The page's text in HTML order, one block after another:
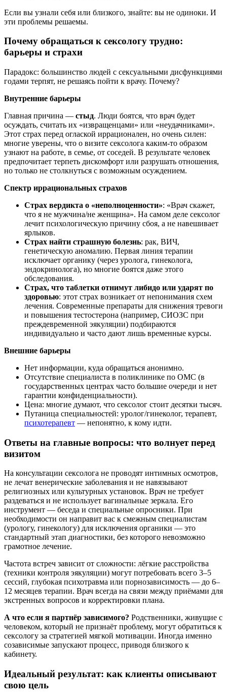
Если вы узнали себя или близкого, знайте: вы не одиноки. И
эти проблемы решаемы.
Почему обращаться к сексологу трудно:
барьеры и страхи
Парадокс: большинство людей с сексуальными дисфункциями
годами терпят, не решаясь пойти к врачу. Почему?
Внутренние барьеры
Главная причина — стыд. Люди боятся, что врач будет
осуждать, считать их «извращенцами» или «неудачниками».
Этот страх перед оглаской иррационален, но очень силен:
многие уверены, что о визите сексолога каким‑то образом
узнают на работе, в семье, от соседей. В результате человек
предпочитает терпеть дискомфорт или разрушать отношения,
но только не столкнуться с возможным осуждением.
Спектр иррациональных страхов
Страх вердикта о «неполноценности»: «Врач скажет,
что я не мужчина/не женщина». На самом деле сексолог
лечит психологическую причину сбоя, а не навешивает
ярлыков.
Страх найти страшную болезнь: рак, ВИЧ,
генетическую аномалию. Первая линия терапии
исключает органику (через уролога, гинеколога,
эндокринолога), но многие боятся даже этого
обследования.
Страх, что таблетки отнимут либидо или ударят по
здоровью: этот страх возникает от непонимания схем
лечения. Современные препараты для снижения тревоги
и повышения тестостерона (например, СИОЗС при
преждевременной эякуляции) подбираются
индивидуально и часто дают лишь временные курсы.
Внешние барьеры
Нет информации, куда обращаться анонимно.
Отсутствие специалиста в поликлинике по ОМС (в
государственных центрах часто большие очереди и нет
гарантии конфиденциальности).
Цена: многие думают, что сексолог стоит десятки тысяч.
Путаница специальностей: уролог/гинеколог, терапевт,
психотерапевт — непонятно, к кому идти.
Ответы на главные вопросы: что волнует перед
визитом
На консультации сексолога не проводят интимных осмотров,
не лечат венерические заболевания и не навязывают
религиозных или культурных установок. Врач не требует
раздеваться и не использует вагинальные зеркала. Его
инструмент — беседа и специальные опросники. При
необходимости он направит вас к смежным специалистам
(урологу, гинекологу) для исключения органики — это
стандартный этап диагностики, без которого невозможно
грамотное лечение.
Частота встреч зависит от сложности: лёгкие расстройства
(техники контроля эякуляции) могут потребовать всего 3–5
сессий, глубокая психотравма или порнозависимость — до 6–
12 месяцев терапии. Врач всегда на связи между приёмами для
экстренных вопросов и корректировки плана.
А что если я партнёр зависимого? Родственники, живущие с
человеком, который не признаёт проблему, могут обратиться к
сексологу за стратегией мягкой мотивации. Иногда именно
созависимые запускают процесс, приводя близкого к
кабинету.
Идеальный результат: как клиенты описывают
свою цель